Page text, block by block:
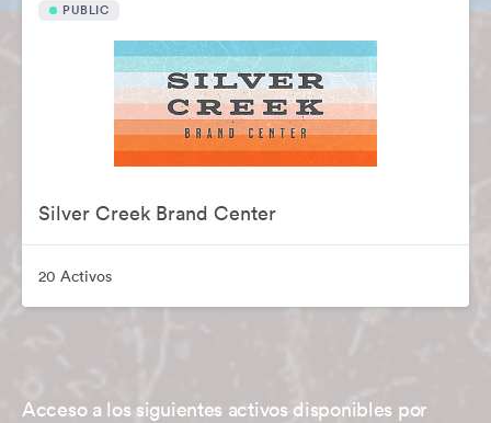
PUBLIC
Silver Creek Brand Center
20 Activos
Acceso a los siguientes activos disponibles por